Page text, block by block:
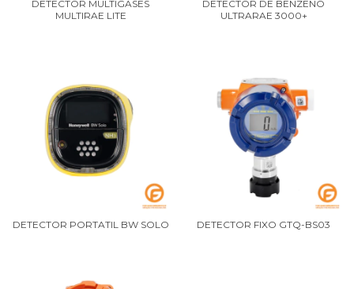
DETECTOR MULTIGASES
MULTIRAE LITE
DETECTOR DE BENZENO
ULTRARAE 3000+
DETECTOR PORTATIL BW SOLO DETECTOR FIXO GTQ-BS03